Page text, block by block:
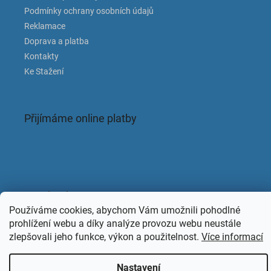
Používáme cookies, abychom Vám umožnili pohodlné
prohlížení webu a díky analýze provozu webu neustále
zlepšovali jeho funkce, výkon a použitelnost. Více informací
Nastavení
Podmínky ochrany osobních údajů
Reklamace
Doprava a platba
Kontakty
Ke Stažení
Přijímáme online platby
Facebook